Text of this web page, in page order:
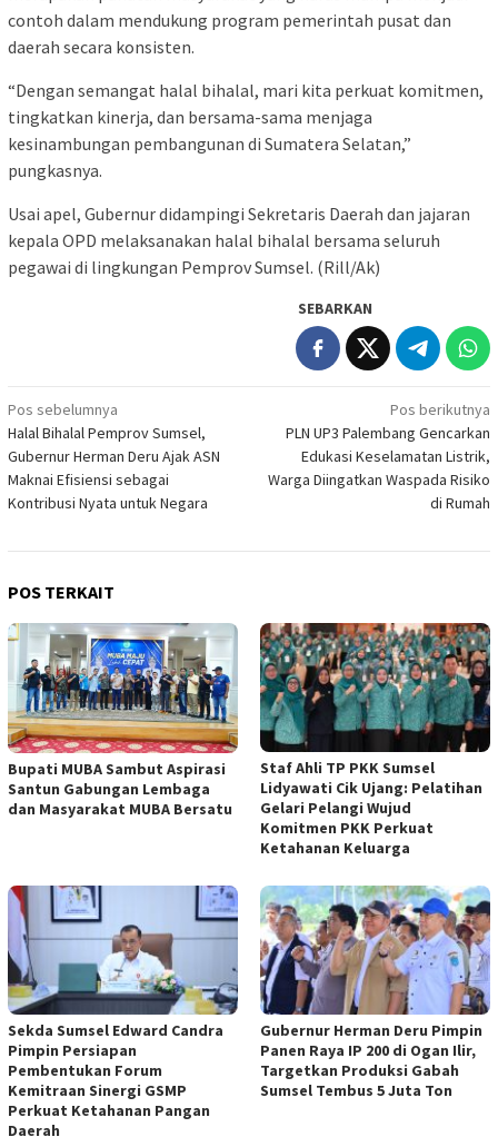
contoh dalam mendukung program pemerintah pusat dan
daerah secara konsisten.
“Dengan semangat halal bihalal, mari kita perkuat komitmen,
tingkatkan kinerja, dan bersama-sama menjaga
kesinambungan pembangunan di Sumatera Selatan,”
pungkasnya.
Usai apel, Gubernur didampingi Sekretaris Daerah dan jajaran
kepala OPD melaksanakan halal bihalal bersama seluruh
pegawai di lingkungan Pemprov Sumsel. (Rill/Ak)
SEBARKAN
Navigasi
pos
Pos sebelumnya
Halal Bihalal Pemprov Sumsel,
Gubernur Herman Deru Ajak ASN
Maknai Efisiensi sebagai
Kontribusi Nyata untuk Negara
Pos berikutnya
PLN UP3 Palembang Gencarkan
Edukasi Keselamatan Listrik,
Warga Diingatkan Waspada Risiko
di Rumah
POS TERKAIT
Bupati MUBA Sambut Aspirasi
Santun Gabungan Lembaga
dan Masyarakat MUBA Bersatu
Staf Ahli TP PKK Sumsel
Lidyawati Cik Ujang: Pelatihan
Gelari Pelangi Wujud
Komitmen PKK Perkuat
Ketahanan Keluarga
Sekda Sumsel Edward Candra
Pimpin Persiapan
Pembentukan Forum
Kemitraan Sinergi GSMP
Perkuat Ketahanan Pangan
Daerah
Gubernur Herman Deru Pimpin
Panen Raya IP 200 di Ogan Ilir,
Targetkan Produksi Gabah
Sumsel Tembus 5 Juta Ton